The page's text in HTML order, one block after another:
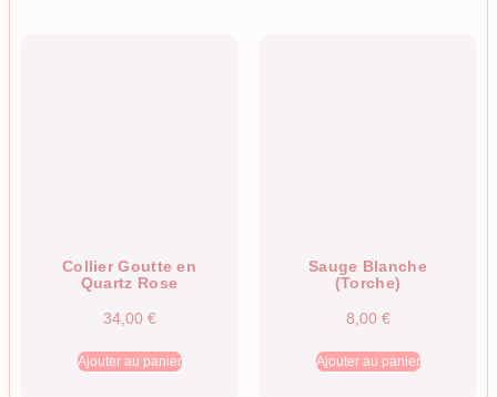
Collier Goutte en
Quartz Rose
34,00 €
Ajouter au panier
Sauge Blanche
(Torche)
8,00 €
Ajouter au panier